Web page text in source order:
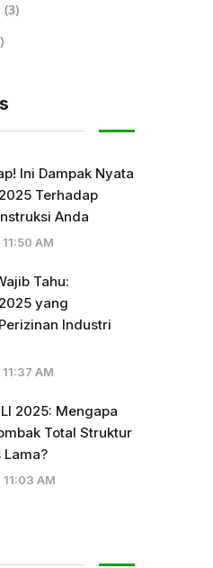
(3)
Ini Dampak Nyata
Terhadap
Anda
AM
Tahu:
yang
Industri
AM
2025: Mengapa
Total Struktur
AM